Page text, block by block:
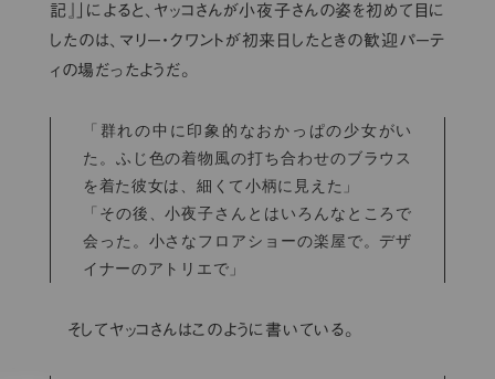
記』」によると、ヤッコさんが小夜子さんの姿を初めて目に
したのは、マリー・クワントが初来日したときの歓迎パーテ
ィの場だったようだ。
「群れの中に印象的なおかっぱの少女がい
た。ふじ色の着物風の打ち合わせのブラウス
を着た彼女は、細くて小柄に見えた」
「その後、小夜子さんとはいろんなところで
会った。小さなフロアショーの楽屋で。デザ
イナーのアトリエで」
そしてヤッコさんはこのように書いている。